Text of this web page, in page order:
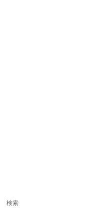
検索